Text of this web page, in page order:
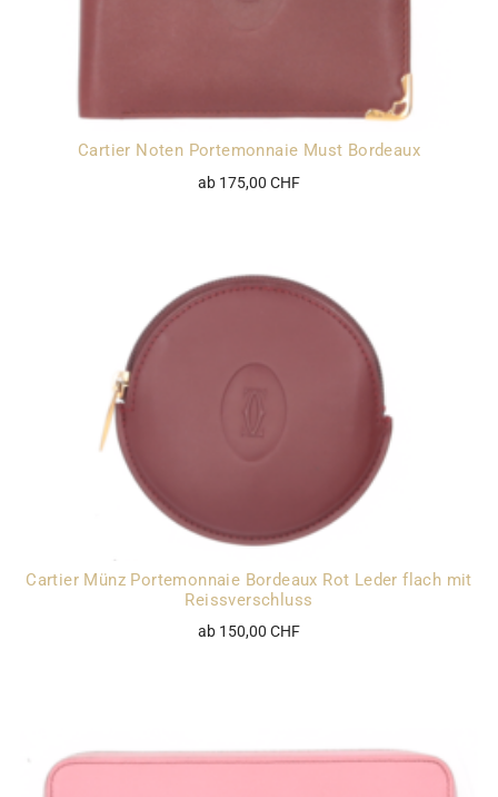
Cartier Noten Portemonnaie Must Bordeaux
ab 175,00 CHF
Cartier Münz Portemonnaie Bordeaux Rot Leder flach mit
Reissverschluss
ab 150,00 CHF